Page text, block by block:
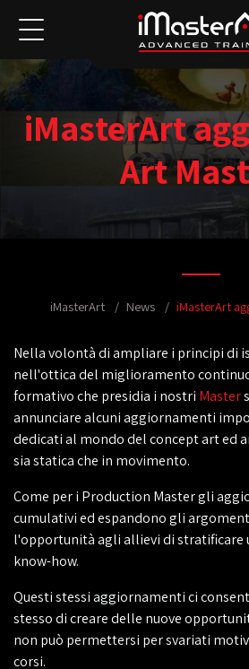
iMasterArt
Art
iMasterArt News iMasterArt
Nella volontà di ampliare i principi di
nell'ottica del miglioramento
formativo che presidia i nostri Master
annunciare alcuni aggiornamenti
dedicati al mondo del concept art ed
sia statica che in movimento.
Come per i Production Master gli
cumulativi ed espandono gli
l'opportunità agli allievi di
know-how.
Questi stessi aggiornamenti ci
stesso di creare delle nuove
non può permettersi per svariati
corsi.